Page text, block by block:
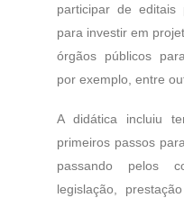
participar de editais
para investir em
órgãos públicos
por exemplo, entre
A didática incluiu
primeiros passos
passando pelos
legislação,